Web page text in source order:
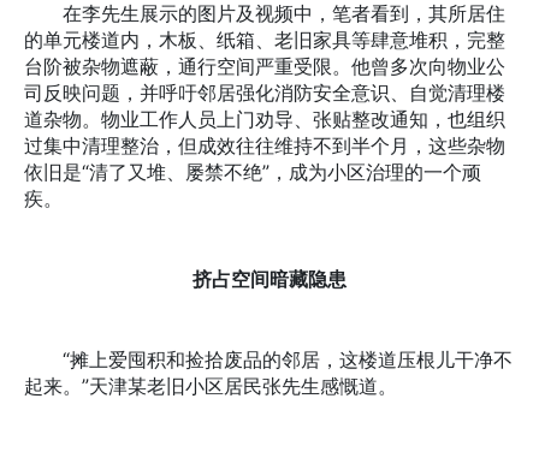
在李先生展示的图片及视频中，笔者看到，其所居住
的单元楼道内，木板、纸箱、老旧家具等肆意堆积，完整
台阶被杂物遮蔽，通行空间严重受限。他曾多次向物业公
司反映问题，并呼吁邻居强化消防安全意识、自觉清理楼
道杂物。物业工作人员上门劝导、张贴整改通知，也组织
过集中清理整治，但成效往往维持不到半个月，这些杂物
依旧是“清了又堆、屡禁不绝”，成为小区治理的一个顽
疾。
挤占空间暗藏隐患
“摊上爱囤积和捡拾废品的邻居，这楼道压根儿干净不
起来。”天津某老旧小区居民张先生感慨道。